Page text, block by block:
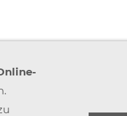
KARRIERE
BUTTON